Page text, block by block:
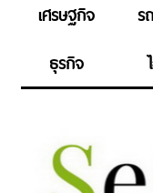
เศรษฐกิจ
ร
ธุรกิจ